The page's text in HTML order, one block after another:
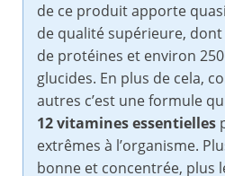
de ce produit apporte
de qualité supérieure,
de protéines et environ
glucides. En plus de cela,
autres c’est une formule
12 vitamines essentielles
extrêmes à l’organisme.
bonne et concentrée, plus